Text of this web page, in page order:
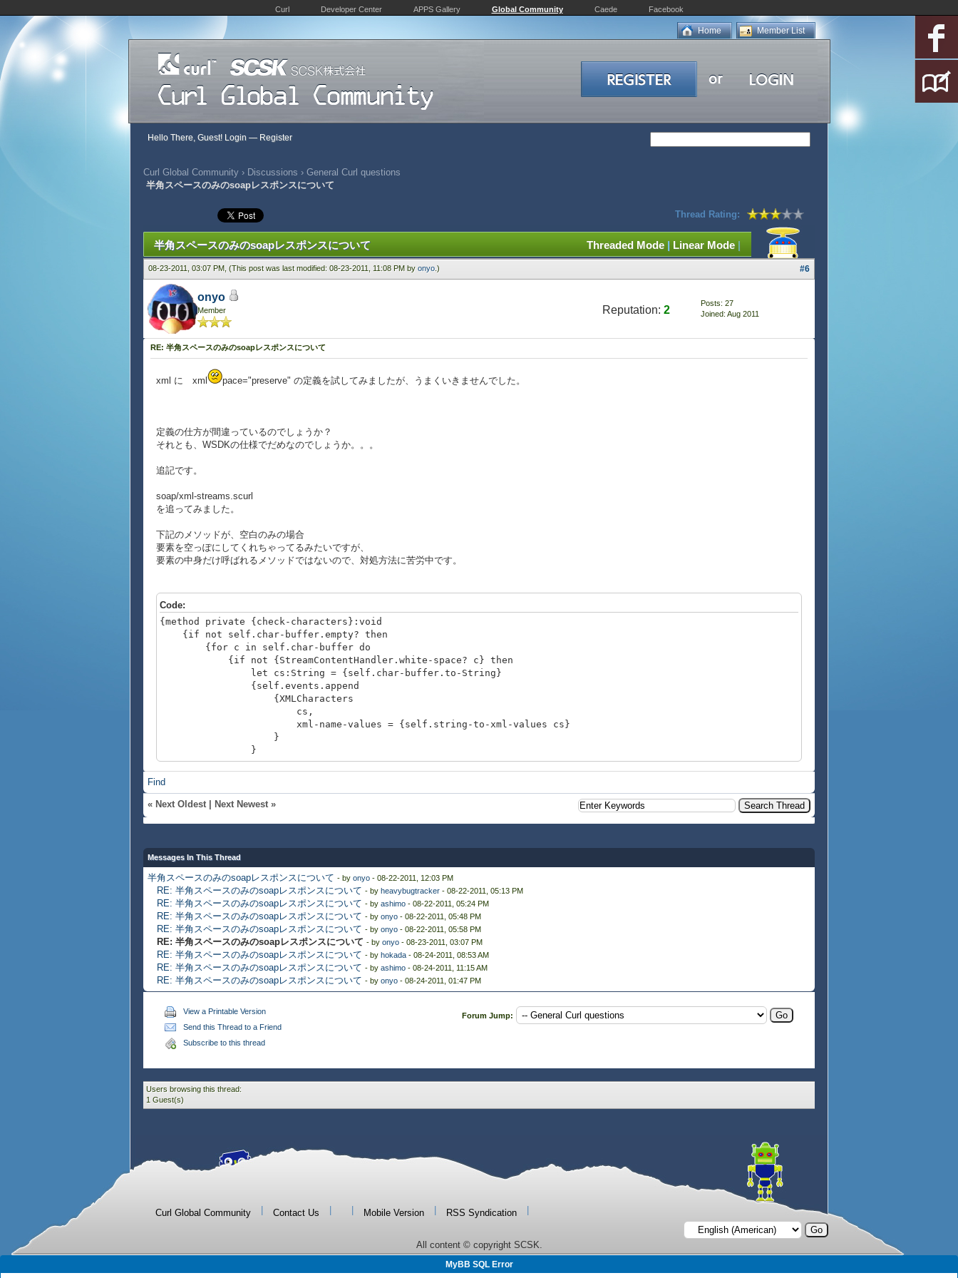
Curl Developer Center APPS Gallery Global Community Caede Facebook
Member List
Home
Hello There, Guest! Login — Register
Curl Global Community › Discussions › General Curl questions
半角スペースのみのsoapレスポンスについて
Thread Rating:
Threaded Mode | Linear Mode |
半角スペースのみのsoapレスポンスについて
08-23-2011, 03:07 PM, (This post was last modified: 08-23-2011, 11:08 PM by onyo .) #6
onyo
Member Reputation: 2
Posts: 27
Joined: Aug 2011
RE: 半角スペースのみのsoapレスポンスについて
xml に xml pace="preserve" の定義を試してみましたが、うまくいきませんでした。
定義の仕方が間違っているのでしょうか？
それとも、WSDKの仕様でだめなのでしょうか。。。
追記です。
soap/xml-streams.scurl
を追ってみました。
下記のメソッドが、空白のみの場合
要素を空っぽにしてくれちゃってるみたいですが、
要素の中身だけ呼ばれるメソッドではないので、対処方法に苦労中です。
Code:
{method private {check-characters}:void
{if not self.char-buffer.empty? then
{for c in self.char-buffer do
{if not {StreamContentHandler.white-space? c} then
let cs:String = {self.char-buffer.to-String}
{self.events.append
{XMLCharacters
cs,
xml-name-values = {self.string-to-xml-values cs}
}
}
{break}
}
}
{self.char-buffer.clear}
}
Find
« Next Oldest Next Newest »
Messages In This Thread
半角スペースのみのsoapレスポンスについて - by onyo - 08-22-2011, 12:03 PM
RE: 半角スペースのみのsoapレスポンスについて - by heavybugtracker - 08-22-2011, 05:13 PM
RE: 半角スペースのみのsoapレスポンスについて - by ashimo - 08-22-2011, 05:24 PM
RE: 半角スペースのみのsoapレスポンスについて - by onyo - 08-22-2011, 05:48 PM
RE: 半角スペースのみのsoapレスポンスについて - by onyo - 08-22-2011, 05:58 PM
RE: 半角スペースのみのsoapレスポンスについて - by onyo - 08-23-2011, 03:07 PM
RE: 半角スペースのみのsoapレスポンスについて - by hokada - 08-24-2011, 08:53 AM
RE: 半角スペースのみのsoapレスポンスについて - by ashimo - 08-24-2011, 11:15 AM
RE: 半角スペースのみのsoapレスポンスについて - by onyo - 08-24-2011, 01:47 PM
View a Printable Version
Send this Thread to a Friend
Subscribe to this thread
Forum Jump:
Users browsing this thread:
1 Guest(s)
Curl Global Community Contact Us Mobile Version RSS Syndication
All content © copyright SCSK.
MyBB SQL Error